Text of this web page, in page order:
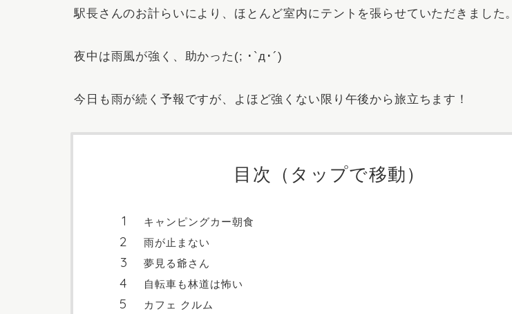
駅長さんのお計らいにより、ほとんど室内にテントを張らせていただきました。
夜中は雨風が強く、助かった(; ･`д･´)
今日も雨が続く予報ですが、よほど強くない限り午後から旅立ちます！
目次（タップで移動）
キャンピングカー朝食
雨が止まない
夢見る爺さん
自転車も林道は怖い
カフェ クルム